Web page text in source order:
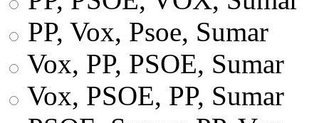
PP, Vox, Psoe, Sumar
Vox, PP, PSOE, Sumar
Vox, PSOE, PP, Sumar